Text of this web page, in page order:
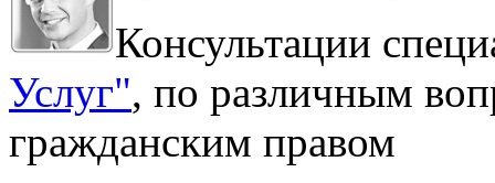
Консультации
Услуг", по различным
гражданским правом